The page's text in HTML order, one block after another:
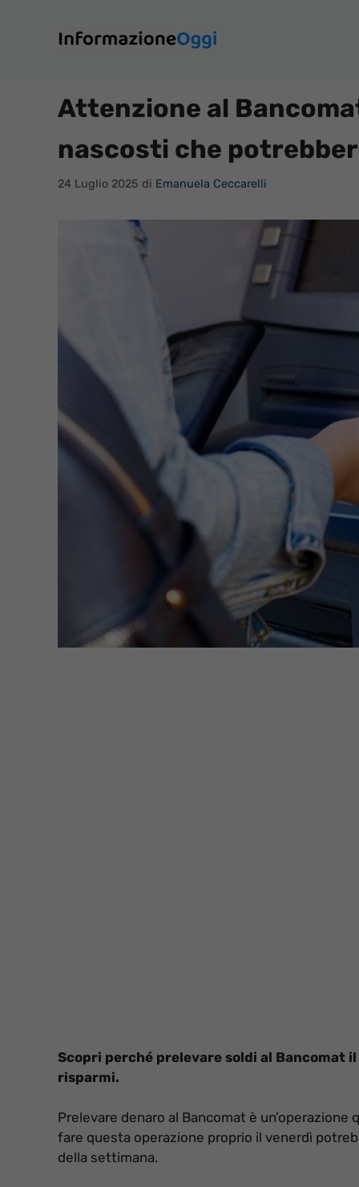
contenuto
Attenzione al
nascosti che
24 Luglio 2025 di Emanuela Ceccarelli
Scopri perché prelevare soldi al Bancomat
risparmi.
Prelevare denaro al Bancomat è
fare questa operazione proprio il venerdì
della settimana.